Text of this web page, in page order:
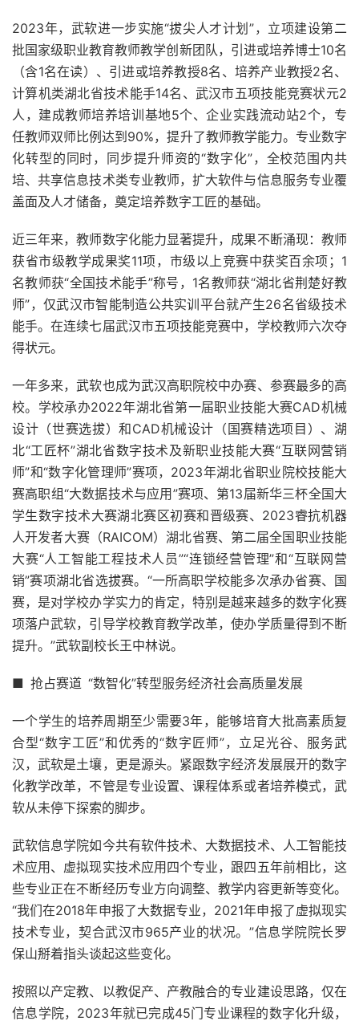
2023年，武软进一步实施“拔尖人才计划”，立项建设第二
批国家级职业教育教师教学创新团队，引进或培养博士10名
（含1名在读）、引进或培养教授8名、培养产业教授2名、
计算机类湖北省技术能手14名、武汉市五项技能竞赛状元2
人，建成教师培养培训基地5个、企业实践流动站2个，专
任教师双师比例达到90%，提升了教师教学能力。专业数字
化转型的同时，同步提升师资的“数字化”，全校范围内共
培、共享信息技术类专业教师，扩大软件与信息服务专业覆
盖面及人才储备，奠定培养数字工匠的基础。
近三年来，教师数字化能力显著提升，成果不断涌现：教师
获省市级教学成果奖11项，市级以上竞赛中获奖百余项；1
名教师获“全国技术能手”称号，1名教师获“湖北省荆楚好教
师”，仅武汉市智能制造公共实训平台就产生26名省级技术
能手。在连续七届武汉市五项技能竞赛中，学校教师六次夺
得状元。
一年多来，武软也成为武汉高职院校中办赛、参赛最多的高
校。学校承办2022年湖北省第一届职业技能大赛CAD机械
设计（世赛选拔）和CAD机械设计（国赛精选项目）、湖
北“工匠杯”湖北省数字技术及新职业技能大赛“互联网营销
师”和“数字化管理师”赛项，2023年湖北省职业院校技能大
赛高职组“大数据技术与应用”赛项、第13届新华三杯全国大
学生数字技术大赛湖北赛区初赛和晋级赛、2023睿抗机器
人开发者大赛（RAICOM）湖北省赛、第二届全国职业技能
大赛“人工智能工程技术人员”“连锁经营管理”和“互联网营
销”赛项湖北省选拔赛。“一所高职学校能多次承办省赛、国
赛，是对学校办学实力的肯定，特别是越来越多的数字化赛
项落户武软，引导学校教育教学改革，使办学质量得到不断
提升。”武软副校长王中林说。
■ 抢占赛道 “数智化”转型服务经济社会高质量发展
一个学生的培养周期至少需要3年，能够培育大批高素质复
合型“数字工匠”和优秀的“数字匠师”，立足光谷、服务武
汉，武软是土壤，更是源头。紧跟数字经济发展展开的数字
化教学改革，不管是专业设置、课程体系或者培养模式，武
软从未停下探索的脚步。
武软信息学院如今共有软件技术、大数据技术、人工智能技
术应用、虚拟现实技术应用四个专业，跟四五年前相比，这
些专业正在不断经历专业方向调整、教学内容更新等变化。
“我们在2018年申报了大数据专业，2021年申报了虚拟现实
技术专业，契合武汉市965产业的状况。”信息学院院长罗
保山掰着指头谈起这些变化。
按照以产定教、以教促产、产教融合的专业建设思路，仅在
信息学院，2023年就已完成45门专业课程的数字化升级，